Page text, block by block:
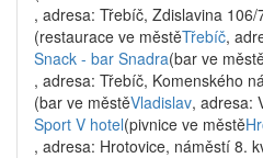
, adresa: Třebíč, Zdislavina 106/
(restaurace ve městěTřebíč,
Snack - bar Snadra(bar ve
, adresa: Třebíč, Komenského
(bar ve městěVladislav, adresa:
Sport V hotel(pivnice ve městě
, adresa: Hrotovice, náměstí 8.